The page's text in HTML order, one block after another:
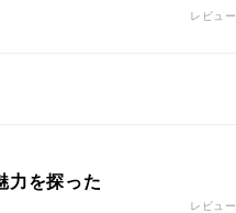
レビュー
力を探った
レビュー